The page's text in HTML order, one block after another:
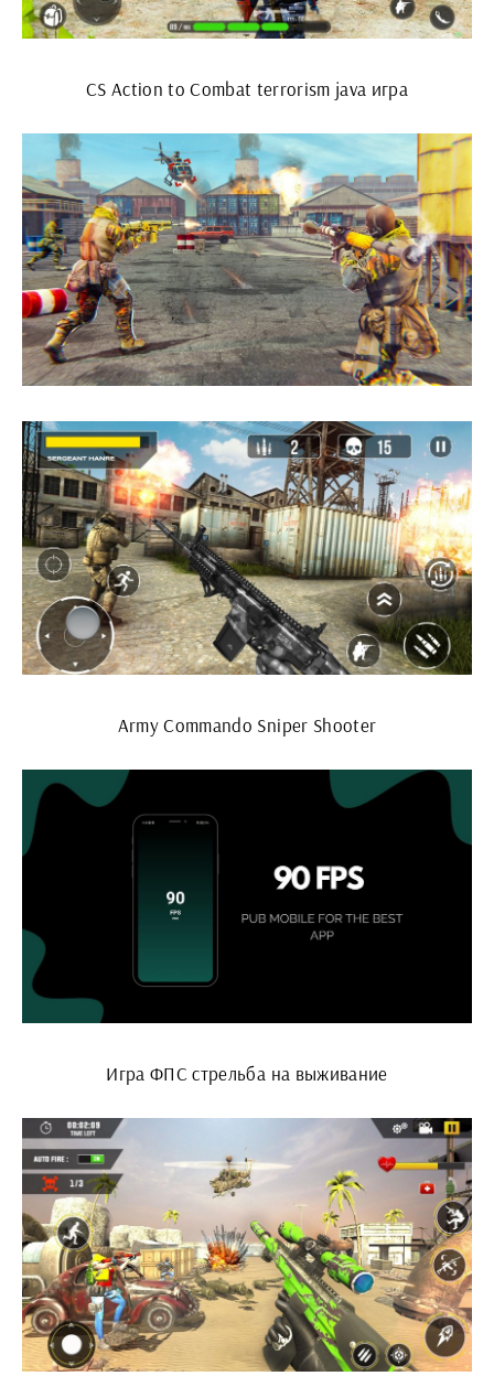
CS Action to Combat terrorism java игра
Army Commando Sniper Shooter
Игра ФПС стрельба на выживание